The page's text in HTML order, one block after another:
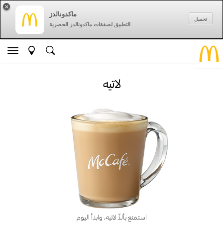
ماكدونالدز
التطبيق لصفقات ماكدونالدز الحصرية
تحميل
×
لاتيه
استمتع بألذّ لاتيه، وابدأ اليوم